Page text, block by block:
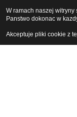
W ramach naszej
Panstwo dokonac w
Akceptuje pliki cookie z